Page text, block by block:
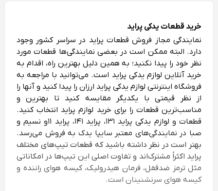
خرید قطعات یدکی پراید
نمایندگی مجاز فروش قطعات پراید در سراسر کشور وجود
دارد. البته ممکن است در بعضی نمایندگی‌ها قطعات مورد
نظر خود را پیدا نکنید؛ به همین دلیل بهترین راه، اقدام به
خرید آنلاین لوازم یدکی پراید است. می‌توانید با مراجعه به
فروشگاه اینترنتی لوازم یدکی پراید ارزان را پیدا کنید و آنها را
از نظر قیمتی با یکدیگر مقایسه کنید تا بهترین و
مناسب‌ترین قطعات را برای خرید لوازم پراید انتخاب کنید.
قطعات و لوازم یدکی پراید ۱۳۱، پراید ۱۴۱، پراید ۱۱و نسیم و
صبا در نمایندگی‌های معتبر سایپا یدک به فروش می‌رسد.
بهتر است در نظر داشته باشید که قطعات تیپ‌های مختلف
پراید اکثراً مشترک‌اند و تفاوت اصلی این تیپ‌ها در امکاناتی
مثل ترمز ضدقفل، فرمان هیدرولیک، کیسه هوای راننده و
کیسه هوای سرنشنینان است.